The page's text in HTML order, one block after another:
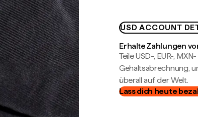
USD ACCOUNT
Erhalte Zahlungen
Teile USD-, EUR-,
Gehaltsabrechnung,
überall auf der Welt.
Lass dich heute